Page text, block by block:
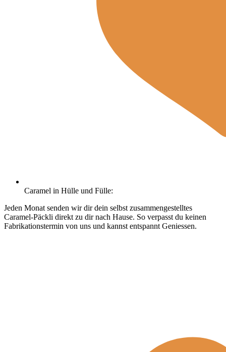
Caramel in Hülle und Fülle:
Jeden Monat senden wir dir dein selbst zusammengestelltes
Caramel-Päckli direkt zu dir nach Hause. So verpasst du keinen
Fabrikationstermin von uns und kannst entspannt Geniessen.